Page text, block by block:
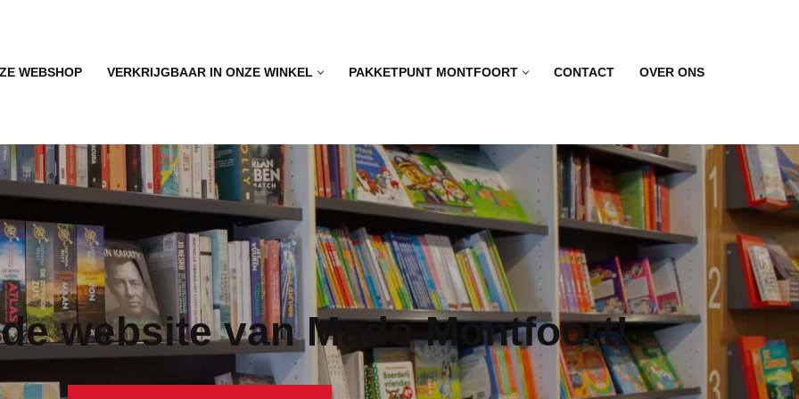
WEBSHOP VERKRIJGBAAR IN ONZE WINKEL PAKKETPUNT MONTFOORT CONTACT OVER ONS
website van Mado Montfoort!